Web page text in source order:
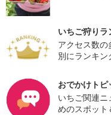
いちご狩り
アクセス数
別にランキン
おでかけトピ
いちご関連
めのスポット